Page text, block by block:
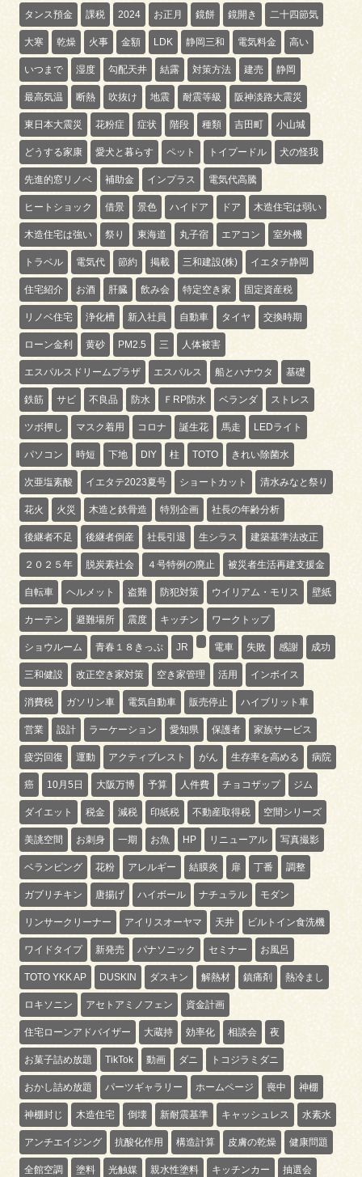
タンス預金 課税 2024 お正月 鏡餅 鏡開き 二十四節気
大寒 乾燥 火事 金額 LDK 静岡三和 電気料金 高い
いつまで 湿度 勾配天井 結露 対策方法 建売 静岡
最高気温 断熱 吹抜け 地震 耐震等級 阪神淡路大震災
東日本大震災 花粉症 症状 階段 種類 吉田町 小山城
どうする家康 愛犬と暮らす ペット トイプードル 犬の怪我
先進的窓リノベ 補助金 インプラス 電気代高騰
ヒートショック 借景 景色 ハイドア ドア 木造住宅は弱い
木造住宅は強い 祭り 東海道 丸子宿 エアコン 室外機
トラベル 電気代 節約 掲載 三和建設(株) イエタテ静岡
住宅紹介 お酒 肝臓 飲み会 特定空き家 固定資産税
リノベ住宅 浄化槽 新入社員 自動車 タイヤ 交換時期
ローン金利 黄砂 PM2.5 三 人体被害
エスパルスドリームプラザ エスパルス 船とハナウタ 基礎
鉄筋 サビ 不良品 防水 ＦRP防水 ベランダ ストレス
ツボ押し マスク着用 コロナ 誕生花 馬走 LEDライト
パソコン 時短 下地 DIY 柱 TOTO きれい除菌水
次亜塩素酸 イエタテ2023夏号 ショートカット 清水みなと祭り
花火 火災 木造と鉄骨造 特別企画 社長の年齢分析
後継者不足 後継者倒産 社長引退 生シラス 建築基準法改正
２０２５年 脱炭素社会 ４号特例の廃止 被災者生活再建支援金
自転車 ヘルメット 盗難 防犯対策 ウイリアム・モリス 壁紙
カーテン 避難場所 震度 キッチン ワークトップ
ショウルーム 青春１８きっぷ JR 電車 失敗 感謝 成功
三和健設 改正空き家対策 空き家管理 活用 インボイス
消費税 ガソリン車 電気自動車 販売停止 ハイブリット車
営業 設計 ラーケーション 愛知県 保護者 家族サービス
疲労回復 運動 アクティブレスト がん 生存率を高める 病院
癌 10月5日 大阪万博 予算 人件費 チョコザップ ジム
ダイエット 税金 減税 印紙税 不動産取得税 空間シリーズ
美誂空間 お刺身 一期 お魚 HP リニューアル 写真撮影
ベランピング 花粉 アレルギー 結膜炎 扉 丁番 調整
ガブリチキン 唐揚げ ハイボール ナチュラル モダン
リンサークリーナー アイリスオーヤマ 天井 ビルトイン食洗機
ワイドタイプ 新発売 パナソニック セミナー お風呂
TOTO YKK AP DUSKIN ダスキン 解熱材 鎮痛剤 熱冷まし
ロキソニン アセトアミノフェン 資金計画
住宅ローンアドバイザー 大蔵持 効率化 相談会 夜
お菓子詰め放題 TikTok 動画 ダニ トコジラミダニ
おかし詰め放題 パーツギャラリー ホームページ 喪中 神棚
神棚封じ 木造住宅 倒壊 新耐震基準 キャッシュレス 水素水
アンチエイジング 抗酸化作用 構造計算 皮膚の乾燥 健康問題
全館空調 塗料 光触媒 親水性塗料 キッチンカー 抽選会